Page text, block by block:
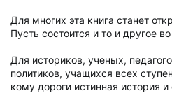
Для многих эта книга станет
Пусть состоится и то и другое
Для историков, ученых,
политиков, учащихся всех
кому дороги истинная история